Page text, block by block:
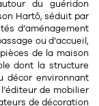
du guéridon
Hartô, séduit par
d’aménagement
ou d’accueil,
de la maison
dont la structure
décor environnant
de mobilier
de décoration